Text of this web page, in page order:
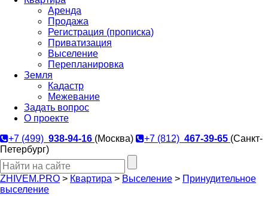
Аренда
Продажа
Регистрация (прописка)
Приватизация
Выселение
Перепланировка
Земля
Кадастр
Межевание
Задать вопрос
О проекте
+7 (499) 938-94-16 (Москва) +7 (812) 467-39-65 (Санкт-
Петербург)
ZHIVEM.PRO > Квартира > Выселение > Принудительное
выселение